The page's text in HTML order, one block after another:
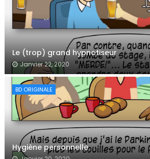
Le (trop) grand hypnotiseur
Janvier 22, 2020
BD ORIGINALE
Hygiène personnelle